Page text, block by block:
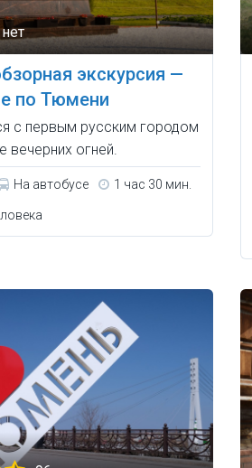
экскурсия —
по Тюмени
с первым русским городом
вечерних огней.
На автобусе 1 час 30 мин.